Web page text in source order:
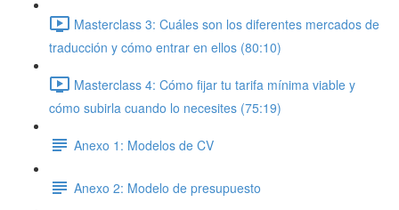
Masterclass 3: Cuáles son los diferentes mercados de
traducción y cómo entrar en ellos (80:10)
Masterclass 4: Cómo fijar tu tarifa mínima viable y
cómo subirla cuando lo necesites (75:19)
Anexo 1: Modelos de CV
Anexo 2: Modelo de presupuesto